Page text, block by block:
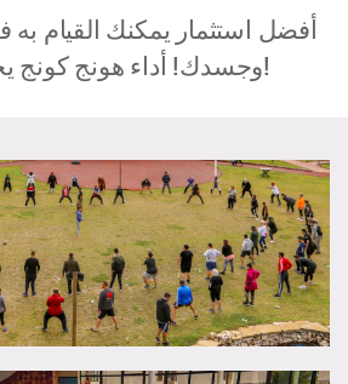
أفضل استثمار يمكنك القيام
وجسدك! أداء هونج كونج يجعلك ضعيفا!